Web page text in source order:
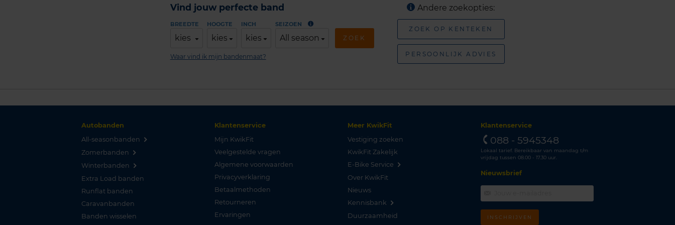
Vind jouw perfecte band
BREEDTE
kies
HOOGTE
kies
INCH
kies
SEIZOEN
All season ZOEK
Waar vind ik mijn bandenmaat?
Andere zoekopties:
ZOEK OP KENTEKEN
PERSOONLIJK ADVIES
Autobanden
All-seasonbanden
Zomerbanden
Winterbanden
Extra Load banden
Runflat banden
Caravanbanden
Banden wisselen
Klantenservice
Mijn KwikFit
Veelgestelde vragen
Algemene voorwaarden
Privacyverklaring
Betaalmethoden
Retourneren
Ervaringen
Meer KwikFit
Vestiging zoeken
KwikFit Zakelijk
E-Bike Service
Over KwikFit
Nieuws
Kennisbank
Duurzaamheid
Klantenservice
088 - 5945348
Lokaal tarief. Bereikbaar van maandag t/m
vrijdag tussen 08.00 - 17.30 uur.
Nieuwsbrief
INSCHRIJVEN